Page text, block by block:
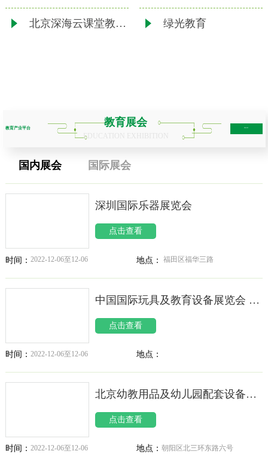
北京深海云课堂教育科技有限公司 绿光教育
教育产业平台 教育展会
EDUCATION EXHIBITION
more+
国内展会 国际展会
深圳国际乐器展览会
点击查看
时间： 2022-12-06至12-06 地点： 福田区福华三路
中国国际玩具及教育设备展览会 CTE
点击查看
时间： 2022-12-06至12-06 地点：
北京幼教用品及幼儿园配套设备展览会 BJKSE
点击查看
时间： 2022-12-06至12-06 地点：朝阳区北三环东路六号